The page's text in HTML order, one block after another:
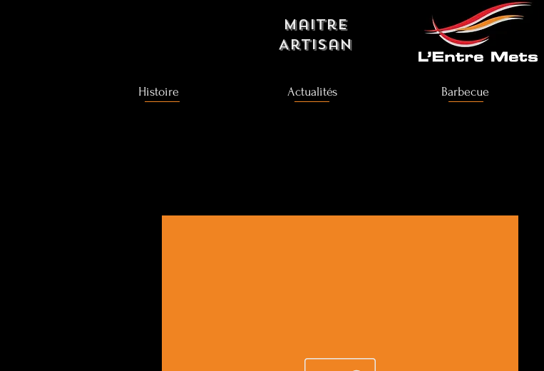
Maitre
Artisan
Histoire Actualités Barbecue